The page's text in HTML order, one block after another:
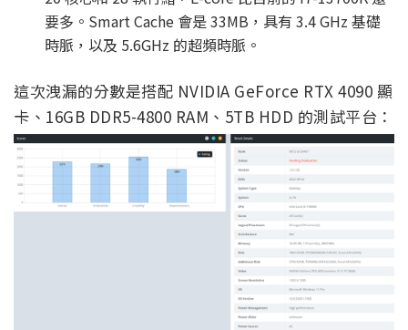
要多。Smart Cache 會是 33MB，具有 3.4 GHz 基礎
時脈，以及 5.6GHz 的超頻時脈。
這次洩漏的分數是搭配 NVIDIA GeForce RTX 4090 顯
卡、16GB DDR5-4800 RAM、5TB HDD 的測試平台：